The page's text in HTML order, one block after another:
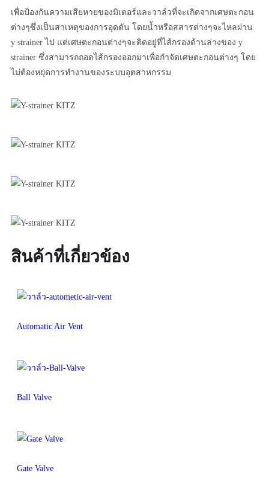
เพื่อป้องกันความเสียหายของมิเตอร์และวาล์วที่จะเกิดจากเศษตะกอน
ต่างๆซึ่งเป็นสาเหตุของการอุดตัน โดยน้ำหรือสสารต่างๆจะไหลผ่าน
y strainer ไป แต่เศษตะกอนต่างๆจะติดอยู่ที่ไส้กรองด้านล่างของ y
strainer ซึ่งสามารถถอดไส้กรองออกมาเพื่อกำจัดเศษตะกอนต่างๆ โดย
ไม่ต้องหยุดการทำงานของระบบอุตสาหกรรม
สินค้าที่เกี่ยวข้อง
Automatic Air Vent
Ball Valve
Gate Valve